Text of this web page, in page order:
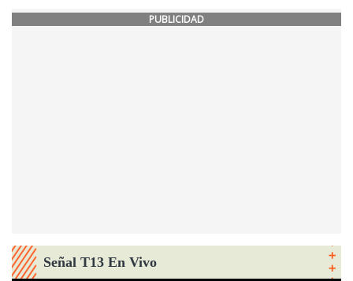
PUBLICIDAD
Señal T13 En Vivo